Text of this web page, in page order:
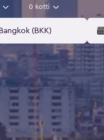
0 kotti